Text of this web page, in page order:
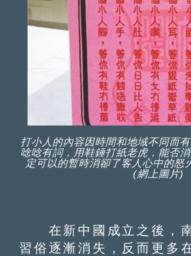
打小人的內容因時間和地域不同而
唸唸有詞，用鞋錘打紙老虎，能否
定可以的暫時消卻了客人心中的怒
(網上圖片)
在新中國成立之後，南
習俗逐漸消失，反而更多